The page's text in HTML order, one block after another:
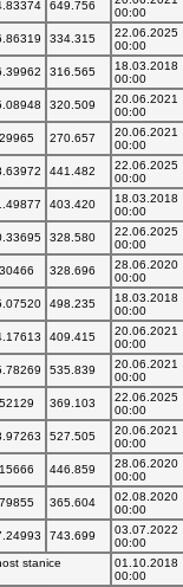
649.756
00:00
334.315
22.06.2025
00:00
316.565
18.03.2018
00:00
320.509
20.06.2021
00:00
270.657
20.06.2021
00:00
441.482
22.06.2025
00:00
403.420
18.03.2018
00:00
328.580
22.06.2025
00:00
328.696
28.06.2020
00:00
498.235
18.03.2018
00:00
409.415
20.06.2021
00:00
535.839
20.06.2021
00:00
369.103
22.06.2025
00:00
527.505
20.06.2021
00:00
446.859
28.06.2020
00:00
365.604
02.08.2020
00:00
743.699
03.07.2022
00:00
stanice
01.10.2018
00:00